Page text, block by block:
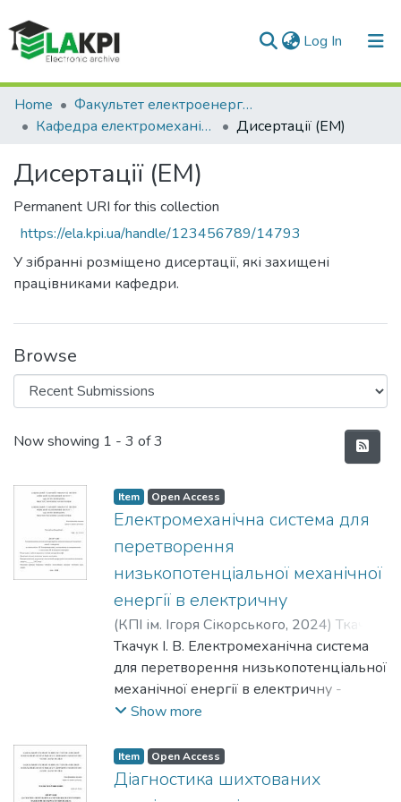
Log In (current)
Communities & Collections
All of DSpace
Statistics
Home
Факультет електроенерготехніки та автоматики (ФЕА)
Кафедра електромеханіки (ЕМ)
Дисертації (ЕМ)
Дисертації (ЕМ)
Permanent URI for this collection
https://ela.kpi.ua/handle/123456789/14793
У зібранні розміщено дисертації, які захищені
працівниками кафедри.
Browse
Recent Submissions
Now showing 1 - 3 of 3
Item Open Access
Електромеханічна система для
перетворення
низькопотенціальної механічної
енергії в електричну
(КПІ ім. Ігоря Сікорського, 2024) Ткачук,
Ігор Валерійович;Коваленко, Михайло
Анатолійович
Ткачук І. В. Електромеханічна система
для перетворення низькопотенціальної
механічної енергії в електричну -
Кваліфікаційна наукова праця на
Дисертація на здобуття наукового
ступеня доктора філософії за
спеціальністю 141 Електроенергетика,
Show more
Item Open Access
Діагностика шихтованих